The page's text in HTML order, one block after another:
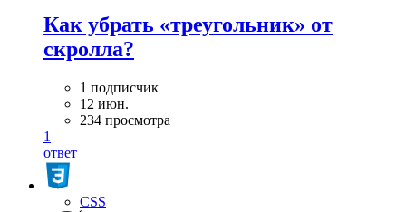
Как убрать «треугольник» от
скролла?
1 подписчик
12 июн.
234 просмотра
1
ответ
CSS